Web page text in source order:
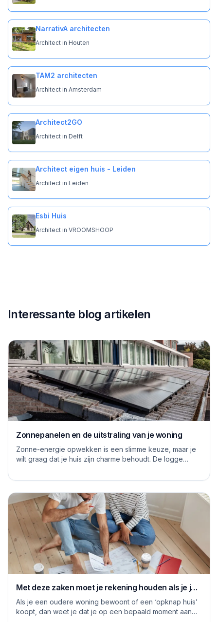
NarrativA architecten
Architect in Houten
TAM2 architecten
Architect in Amsterdam
Architect2GO
Architect in Delft
Architect eigen huis - Leiden
Architect in Leiden
Esbi Huis
Architect in VROOMSHOOP
Interessante blog artikelen
Zonnepanelen en de uitstraling van je woning
Zonne-energie opwekken is een slimme keuze, maar je
wilt graag dat je huis zijn charme behoudt. De logge
Met deze zaken moet je rekening houden als je je
huis grondig gaat renoveren
Als je een oudere woning bewoont of een ‘opknap huis’
koopt, dan weet je dat je op een bepaald moment aan